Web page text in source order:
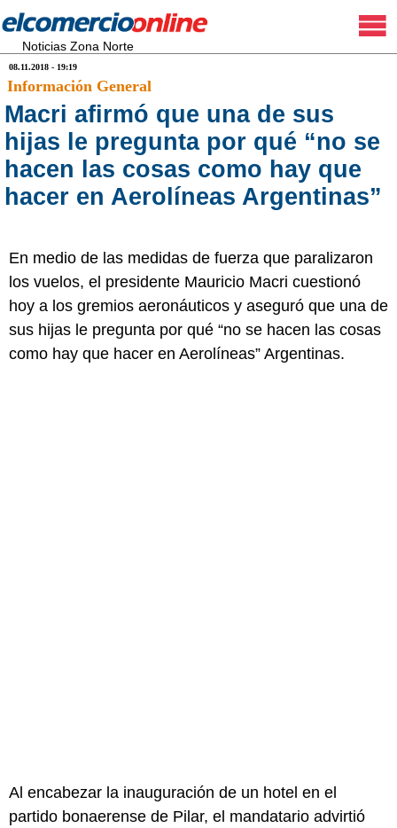
Noticias Zona Norte
08.11.2018 - 19:19
Información General
Macri afirmó que una de sus
hijas le pregunta por qué “no se
hacen las cosas como hay que
hacer en Aerolíneas Argentinas”
En medio de las medidas de fuerza que paralizaron
los vuelos, el presidente Mauricio Macri cuestionó
hoy a los gremios aeronáuticos y aseguró que una de
sus hijas le pregunta por qué “no se hacen las cosas
como hay que hacer en Aerolíneas” Argentinas.
Al encabezar la inauguración de un hotel en el
partido bonaerense de Pilar, el mandatario advirtió